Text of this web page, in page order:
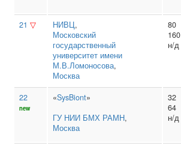
21 ▽ НИВЦ,
Московский
государственный
университет имени
М.В.Ломоносова,
Москва
80
160
н/д
22
new
«SysBiont»
ГУ НИИ БМХ РАМН,
Москва
32
64
н/д